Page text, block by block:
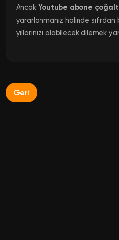
Ancak Youtube abone
yararlanmanız halinde
yıllarınızı alabilecek dilemek
Geri